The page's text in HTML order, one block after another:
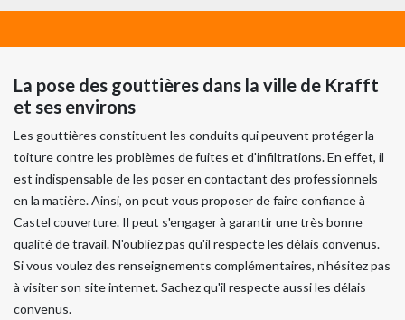
La pose des gouttières dans la ville de Krafft
et ses environs
Les gouttières constituent les conduits qui peuvent protéger la
toiture contre les problèmes de fuites et d'infiltrations. En effet, il
est indispensable de les poser en contactant des professionnels
en la matière. Ainsi, on peut vous proposer de faire confiance à
Castel couverture. Il peut s'engager à garantir une très bonne
qualité de travail. N'oubliez pas qu'il respecte les délais convenus.
Si vous voulez des renseignements complémentaires, n'hésitez pas
à visiter son site internet. Sachez qu'il respecte aussi les délais
convenus.